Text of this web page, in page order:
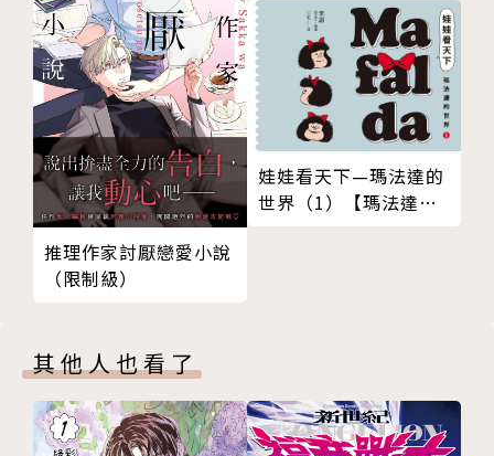
推理作家討厭戀愛小說
（限制級）
娃娃看天下—瑪法達的
世界（1）【瑪法達降
其他人也看了